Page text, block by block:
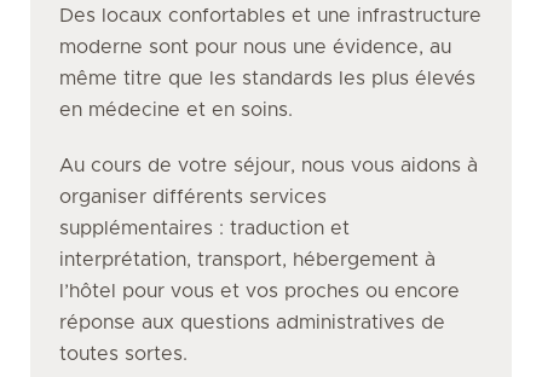
Des locaux confortables et une infrastructure
moderne sont pour nous une évidence, au
même titre que les standards les plus élevés
en médecine et en soins.
Au cours de votre séjour, nous vous aidons à
organiser différents services
supplémentaires : traduction et
interprétation, transport, hébergement à
l’hôtel pour vous et vos proches ou encore
réponse aux questions administratives de
toutes sortes.